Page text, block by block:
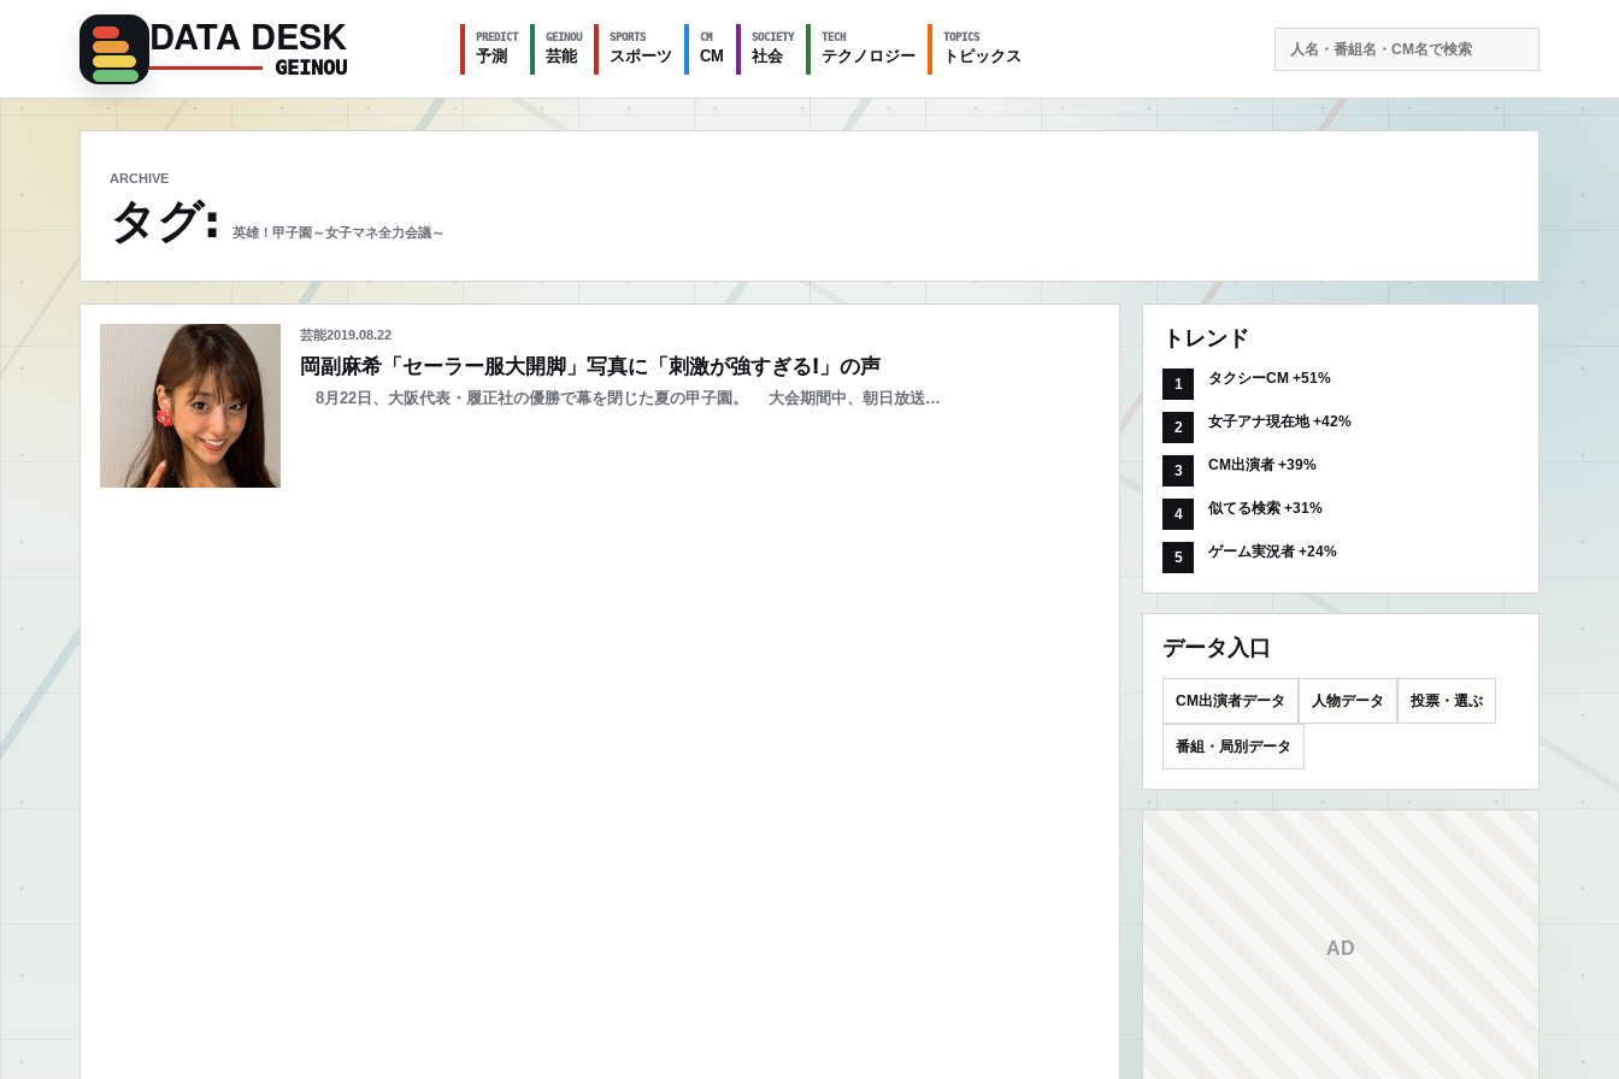
DATA DESK
GEINOU
PREDICT
予測
GEINOU
芸能
SPORTS
スポーツ
CM
CM
SOCIETY
社会
TECH
テクノロジー
TOPICS
トピックス
索
ARCHIVE
タグ: 英雄！甲子園～女子マネ全力会議～
芸能2019.08.22
岡副麻希「セーラー服大開脚」写真に「刺激が強すぎる!」の声
8月22日、大阪代表・履正社の優勝で幕を閉じた夏の甲子園。 大会期間中、朝日放送…
トレンド
タクシーCM +51%
女子アナ現在地 +42%
CM出演者 +39%
似てる検索 +31%
ゲーム実況者 +24%
データ入口
CM出演者データ 人物データ 投票・選ぶ
番組・局別データ
AD